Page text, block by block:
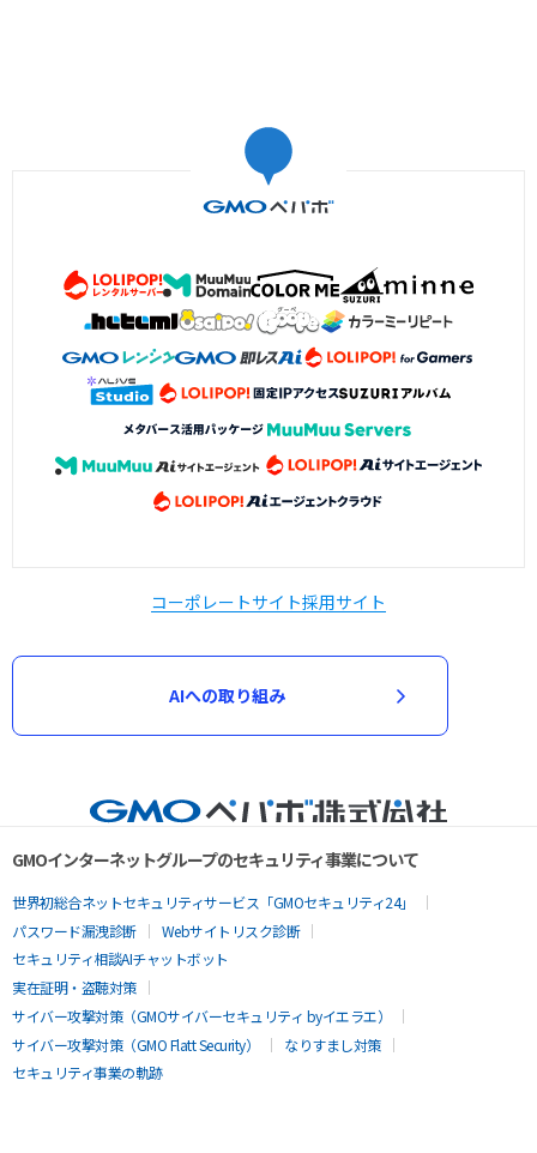
コーポレートサイト採用サイト
AIへの取り組み
GMOインターネットグループのセキュリティ事業について
世界初総合ネットセキュリティサービス「GMOセキュリティ24」
パスワード漏洩診断
Webサイトリスク診断
セキュリティ相談AIチャットボット
実在証明・盗聴対策
サイバー攻撃対策（GMOサイバーセキュリティ byイエラエ）
サイバー攻撃対策（GMO Flatt Security）
なりすまし対策
セキュリティ事業の軌跡